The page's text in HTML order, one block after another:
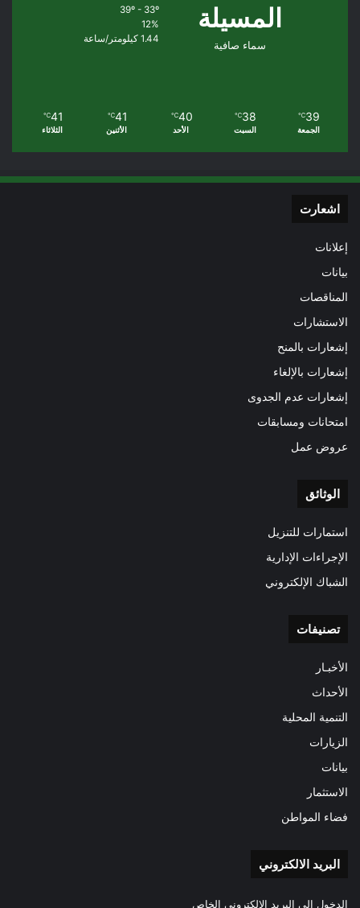
المسيلة
سماء صافية
39º - 33º
12%
1.44 كيلومتر/ساعة
39
℃
الجمعة
38
℃
السبت
40
℃
الأحد
41
℃
الأثنين
41
℃
الثلاثاء
اشعارت
إعلانات
بيانات
المناقصات
الاستشارات
إشعارات بالمنح
إشعارات بالإلغاء
إشعارات عدم الجدوى
امتحانات ومسابقات
عروض عمل
الوثائق
استمارات للتنزيل
الإجراءات الإدارية
الشباك الإلكتروني
تصنيفات
الأخبـار
الأحداث
التنمية المحلية
الزيارات
بيانات
الاستثمار
فضاء المواطن
البريد الالكتروني
الدخول الى البريد الالكتروني الخاص